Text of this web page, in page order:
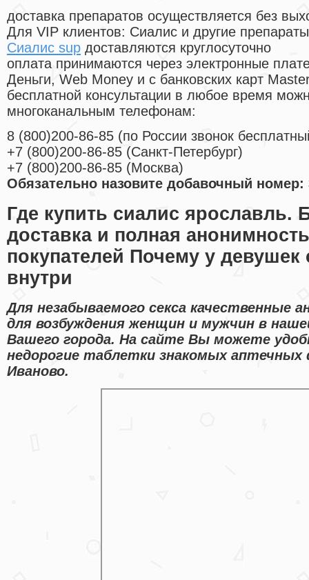
доставка препаратов осуществляется без
Для VIP клиентов: Сиалис и другие
Сиалис sup доставляются круглосуточно
оплата принимаются через электронные
Деньги, Web Money и с банковских карт
бесплатной консультации в любое время
многоканальным телефонам:
8 (800)200-86-85 (по России звонок
+7 (800)200-86-85 (Санкт-Петербург)
+7 (800)200-86-85 (Москва)
Обязательно назовите добавочный номер:
Где купить сиалис ярославль.
доставка и полная
покупателей Почему у девушек
внутри
Для незабываемого секса качественные
для возбуждения женщин и мужчин в
Вашего города. На сайте Вы можете
недорогие таблетки знакомых аптечных
Иваново.